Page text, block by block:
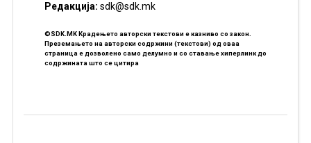
Редакцијa: sdk@sdk.mk
©SDK.MK Крадењето авторски текстови е казниво со закон.
Преземањето на авторски содржини (текстови) од оваа
страница е дозволено само делумно и со ставање хиперлинк до
содржината што се цитира